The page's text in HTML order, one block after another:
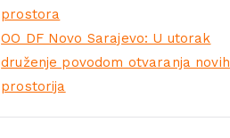
prostora
OO DF Novo Sarajevo: U utorak
druženje povodom otvaranja novih
prostorija